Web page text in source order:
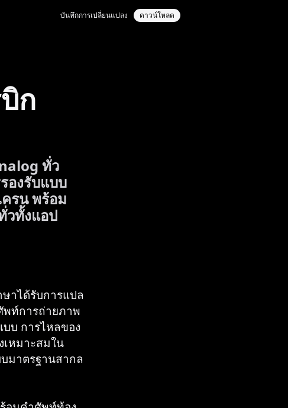
บันทึกการเปลี่ยนแปลง ดาวน์โหลด
ก
ทั่ว
องรับแบบ
ครน พร้อม
วทั้งแอป
าได้รับการแปล
พท์การถ่ายภาพ
บ การไหลของ
หมาะสมใน
มาตรฐานสากล